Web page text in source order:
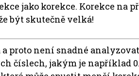
jako korekce. Korekce na
být skutečně velká!
a proto není snadné
číslech, jakým je například